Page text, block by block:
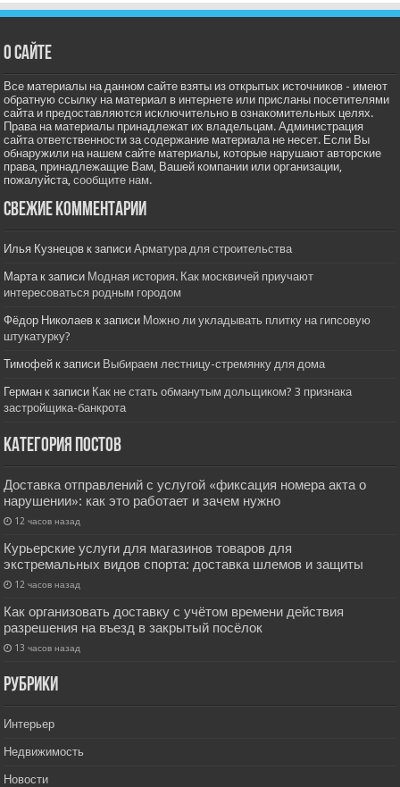
О сайте
Все материалы на данном сайте взяты из открытых источников - имеют
обратную ссылку на материал в интернете или присланы посетителями
сайта и предоставляются исключительно в ознакомительных целях.
Права на материалы принадлежат их владельцам. Администрация
сайта ответственности за содержание материала не несет. Если Вы
обнаружили на нашем сайте материалы, которые нарушают авторские
права, принадлежащие Вам, Вашей компании или организации,
пожалуйста,сообщите нам.
Свежие комментарии
Илья Кузнецов к записиАрматура для строительства
Марта к записи Модная история. Как москвичей приучают
интересоваться родным городом
Фёдор Николаев к записи Можно ли укладывать плитку на гипсовую
штукатурку?
Тимофей к записи Выбираем лестницу-стремянку для дома
Герман к записи Как не стать обманутым дольщиком? 3 признака
застройщика-банкрота
Категория постов
Доставка отправлений с услугой «фиксация номера акта о
нарушении»: как это работает и зачем нужно
12 часов назад
Курьерские услуги для магазинов товаров для
экстремальных видов спорта: доставка шлемов и защиты
12 часов назад
Как организовать доставку с учётом времени действия
разрешения на въезд в закрытый посёлок
13 часов назад
РУбрики
Интерьер
Недвижимость
Новости